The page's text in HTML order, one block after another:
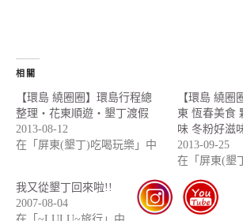
相關
【環島 繞圈圈】環島行程總
整理‧花東順遊‧墾丁渡假
2013-08-12
在「屏東(墾丁)吃喝玩樂」中
【環島 繞圈
東 恆春美食
味 冬粉好滋
2013-09-25
在「屏東(墾
我又從墾丁回來啦!!
2007-08-04